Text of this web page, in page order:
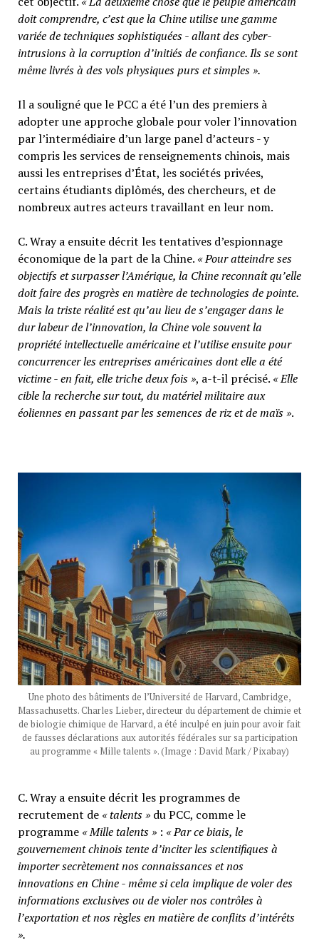
doit comprendre, c’est que la Chine utilise une gamme
variée de techniques sophistiquées - allant des cyber-
intrusions à la corruption d’initiés de confiance. Ils se sont
même livrés à des vols physiques purs et simples ».
Il a souligné que le PCC a été l’un des premiers à
adopter une approche globale pour voler l’innovation
par l’intermédiaire d’un large panel d’acteurs - y
compris les services de renseignements chinois, mais
aussi les entreprises d’État, les sociétés privées,
certains étudiants diplômés, des chercheurs, et de
nombreux autres acteurs travaillant en leur nom.
C. Wray a ensuite décrit les tentatives d’espionnage
économique de la part de la Chine. « Pour atteindre ses
objectifs et surpasser l’Amérique, la Chine reconnaît qu’elle
doit faire des progrès en matière de technologies de pointe.
Mais la triste réalité est qu’au lieu de s’engager dans le
dur labeur de l’innovation, la Chine vole souvent la
propriété intellectuelle américaine et l’utilise ensuite pour
concurrencer les entreprises américaines dont elle a été
victime - en fait, elle triche deux fois », a-t-il précisé. « Elle
cible la recherche sur tout, du matériel militaire aux
éoliennes en passant par les semences de riz et de maïs ».
Une photo des bâtiments de l’Université de Harvard, Cambridge,
Massachusetts. Charles Lieber, directeur du département de chimie et
de biologie chimique de Harvard, a été inculpé en juin pour avoir fait
de fausses déclarations aux autorités fédérales sur sa participation
au programme « Mille talents ». (Image : David Mark / Pixabay)
C. Wray a ensuite décrit les programmes de
recrutement de « talents »du PCC, comme le
programme « Mille talents »: « Par ce biais, le
gouvernement chinois tente d’inciter les scientifiques à
importer secrètement nos connaissances et nos
innovations en Chine - même si cela implique de voler des
informations exclusives ou de violer nos contrôles à
l’exportation et nos règles en matière de conflits d’intérêts
».